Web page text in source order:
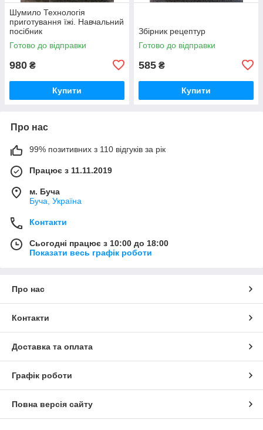
Шумило Технологія
приготування їжі. Навчальний
посібник
Готово до відправки
980 ₴
Купити
Збірник рецептур
Готово до відправки
585 ₴
Купити
Про нас
99% позитивних з 110 відгуків за рік
Працює з 11.11.2019
м. Буча
Буча, Україна
Контакти
Сьогодні працює з 10:00 до 18:00
Показати весь графік роботи
Про нас
Контакти
Доставка та оплата
Графік роботи
Повна версія сайту